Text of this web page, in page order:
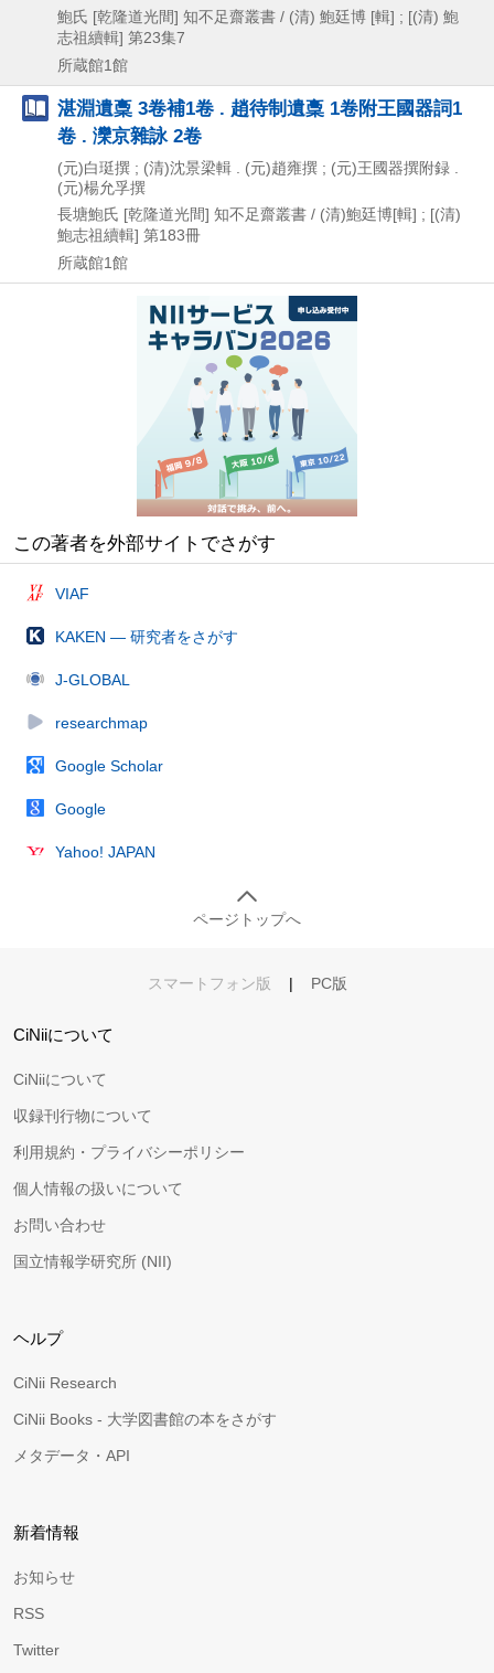
鮑氏 [乾隆道光間] 知不足齋叢書 / (清) 鮑廷博 [輯] ; [(清) 鮑
志祖續輯] 第23集7
所蔵館1館
湛淵遺稾 3卷補1卷 . 趙待制遺稾 1卷附王國器詞1
卷 . 灤京雜詠 2卷
(元)白珽撰 ; (清)沈景梁輯 . (元)趙雍撰 ; (元)王國器撰附録 .
(元)楊允孚撰
長塘鮑氏 [乾隆道光間] 知不足齋叢書 / (清)鮑廷博[輯] ; [(清)
鮑志祖續輯] 第183冊
所蔵館1館
この著者を外部サイトでさがす
VIAF
KAKEN — 研究者をさがす
J-GLOBAL
researchmap
Google Scholar
Google
Yahoo! JAPAN
ページトップへ
スマートフォン版 | PC版
CiNiiについて
CiNiiについて
収録刊行物について
利用規約・プライバシーポリシー
個人情報の扱いについて
お問い合わせ
国立情報学研究所 (NII)
ヘルプ
CiNii Research
CiNii Books - 大学図書館の本をさがす
メタデータ・API
新着情報
お知らせ
RSS
Twitter